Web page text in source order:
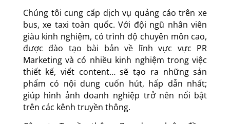
Chúng tôi cung cấp dịch vụ quảng cáo trên xe
bus, xe taxi toàn quốc. Với đội ngũ nhân viên
giàu kinh nghiệm, có trình độ chuyên môn cao,
được đào tạo bài bản về lĩnh vực vực PR
Marketing và có nhiều kinh nghiệm trong việc
thiết kế, viết content… sẽ tạo ra những sản
phẩm có nội dung cuốn hút, hấp dẫn nhất;
giúp hình ảnh doanh nghiệp trở nên nổi bật
trên các kênh truyền thông.